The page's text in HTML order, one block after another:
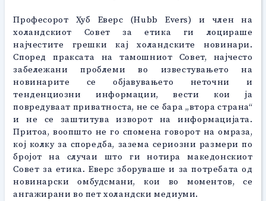
Професорот Хуб Еверс (Hubb Evers) и член на
холандскиот Совет за етика ги лоцираше
најчестите грешки кај холандските новинари.
Според праксата на тамошниот Совет, најчесто
забележани проблеми во известувањето на
новинарите се објавувањето неточни и
тенденциозни информации, вести кои ја
повредуваат приватноста, не се бара „втора страна“
и не се заштитува изворот на информацијата.
Притоа, воопшто не го спомена говорот на омраза,
кој колку за споредба, зазема сериозни размери по
бројот на случаи што ги нотира македонскиот
Совет за етика. Еверс зборуваше и за потребата од
новинарски омбудсмани, кои во моментов, се
ангажирани во пет холандски медиуми.